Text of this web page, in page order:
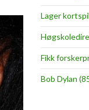
Lager
Fikk
Bob Dylan